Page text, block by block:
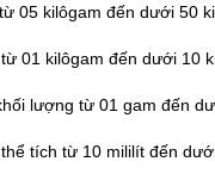
05 kilôgam đến dưới 50
01 kilôgam đến dưới 10
lượng từ 01 gam đến
tích từ 10 mililít đến